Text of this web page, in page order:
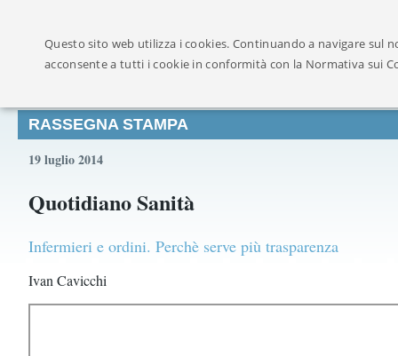
RASSEGNA STAMPA
19 luglio 2014
Quotidiano Sanità
Infermieri e ordini. Perchè serve più trasparenza
Ivan Cavicchi
Questo sito web utilizza i cookies. Continuando a navigare sul
acconsente a tutti i cookie in conformità con la Normativa sui